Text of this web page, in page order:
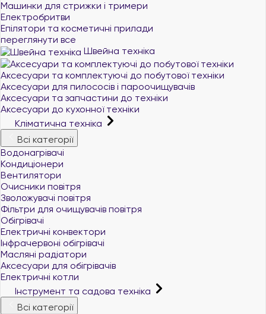
Машинки для стрижки і тримери
Електробритви
Епілятори та косметичні прилади
переглянути все
Швейна техніка
Аксесуари та комплектуючі до побутової техніки
Аксесуари для пилососів і пароочищувачів
Аксесуари та запчастини до техніки
Аксесуари до кухонної техніки
Кліматична техніка
Всі категорії
Водонагрівачі
Кондиціонери
Вентилятори
Очисники повітря
Зволожувачі повітря
Фільтри для очищувачів повітря
Обігрівачі
Електричні конвектори
Інфрачервоні обігрівачі
Масляні радіатори
Аксесуари для обігрівачів
Електричні котли
Інструмент та садова техніка
Всі категорії